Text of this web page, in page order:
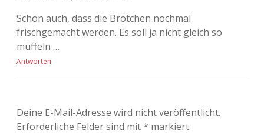
Schön auch, dass die Brötchen nochmal
frischgemacht werden. Es soll ja nicht gleich so
müffeln …
Antworten
Deine E-Mail-Adresse wird nicht veröffentlicht.
Erforderliche Felder sind mit* markiert